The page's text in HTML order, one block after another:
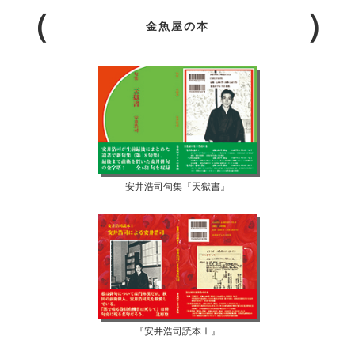
金魚屋の本
安井浩司句集『天獄書』
『安井浩司読本Ⅰ』